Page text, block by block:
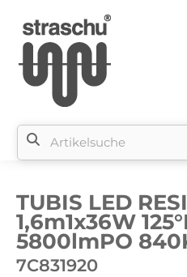
TUBIS LED
1,6m1x36W
5800lmPO
7C831920